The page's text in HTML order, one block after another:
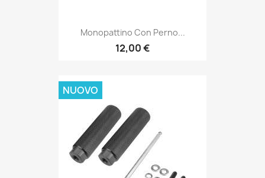
Monopattino Con Perno...
12,00 €
NUOVO